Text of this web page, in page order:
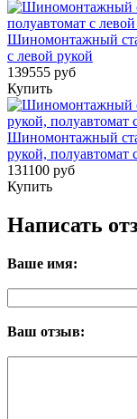
Шиномонтажный
с левой рукой
139555 руб
Купить
Шиномонтажный
рукой, полуавтомат
131100 руб
Купить
Написать
Ваше имя:
Ваш отзыв: